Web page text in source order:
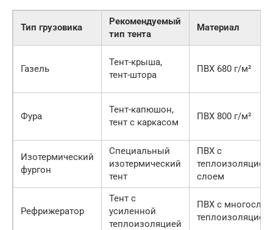
Тип грузовика
Рекомендуемый
тип тента
Материал
Газель
Тент-крыша,
тент-штора
ПВХ 680 г/м²
Фура
Тент-капюшон,
тент с каркасом
ПВХ 800 г/м²
Изотермический
фургон
Специальный
изотермический
тент
ПВХ с
слоем
Рефрижератор
Тент с
усиленной
теплоизоляцией
ПВХ с
теплоизоляцией